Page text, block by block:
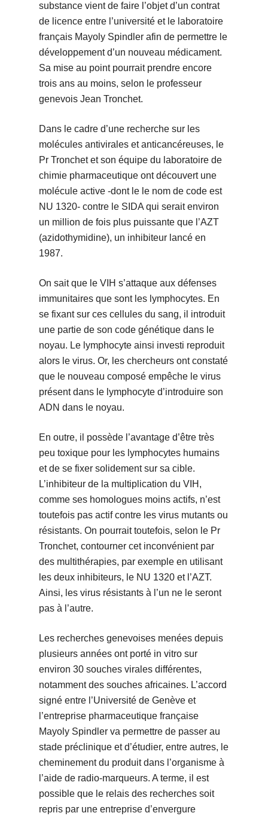
substance vient de faire l’objet d’un contrat
de licence entre l’université et le laboratoire
français Mayoly Spindler afin de permettre le
développement d’un nouveau médicament.
Sa mise au point pourrait prendre encore
trois ans au moins, selon le professeur
genevois Jean Tronchet.
Dans le cadre d’une recherche sur les
molécules antivirales et anticancéreuses, le
Pr Tronchet et son équipe du laboratoire de
chimie pharmaceutique ont découvert une
molécule active -dont le le nom de code est
NU 1320- contre le SIDA qui serait environ
un million de fois plus puissante que l’AZT
(azidothymidine), un inhibiteur lancé en
1987.
On sait que le VIH s’attaque aux défenses
immunitaires que sont les lymphocytes. En
se fixant sur ces cellules du sang, il introduit
une partie de son code génétique dans le
noyau. Le lymphocyte ainsi investi reproduit
alors le virus. Or, les chercheurs ont constaté
que le nouveau composé empêche le virus
présent dans le lymphocyte d’introduire son
ADN dans le noyau.
En outre, il possède l’avantage d’être très
peu toxique pour les lymphocytes humains
et de se fixer solidement sur sa cible.
L’inhibiteur de la multiplication du VIH,
comme ses homologues moins actifs, n’est
toutefois pas actif contre les virus mutants ou
résistants. On pourrait toutefois, selon le Pr
Tronchet, contourner cet inconvénient par
des multithérapies, par exemple en utilisant
les deux inhibiteurs, le NU 1320 et l’AZT.
Ainsi, les virus résistants à l’un ne le seront
pas à l’autre.
Les recherches genevoises menées depuis
plusieurs années ont porté in vitro sur
environ 30 souches virales différentes,
notamment des souches africaines. L’accord
signé entre l’Université de Genève et
l’entreprise pharmaceutique française
Mayoly Spindler va permettre de passer au
stade préclinique et d’étudier, entre autres, le
cheminement du produit dans l’organisme à
l’aide de radio-marqueurs. A terme, il est
possible que le relais des recherches soit
repris par une entreprise d’envergure